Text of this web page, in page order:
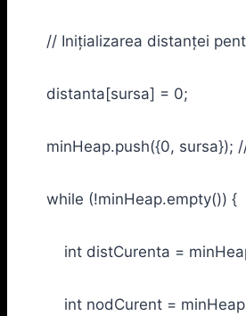
// Inițializarea distanței
distanta[sursa] = 0;
minHeap.push({0, sursa});
while (!minHeap.empty()) {
int distCurenta =
int nodCurent =